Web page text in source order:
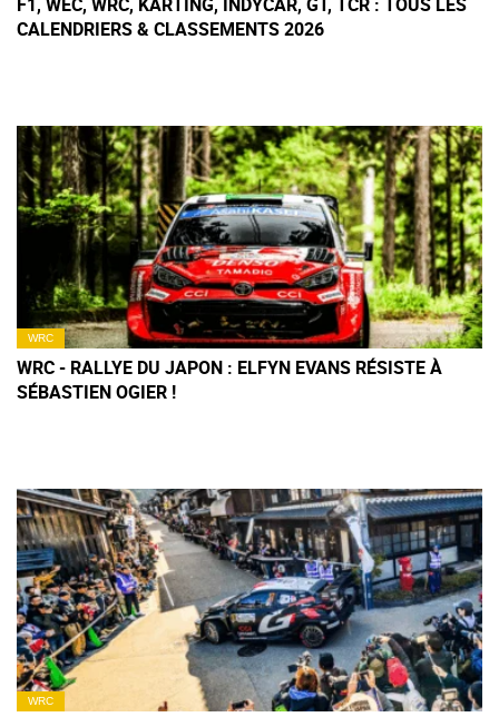
CALENDRIERS & CLASSEMENTS 2026
WRC
WRC - RALLYE DU JAPON : ELFYN EVANS RÉSISTE À
SÉBASTIEN OGIER !
WRC